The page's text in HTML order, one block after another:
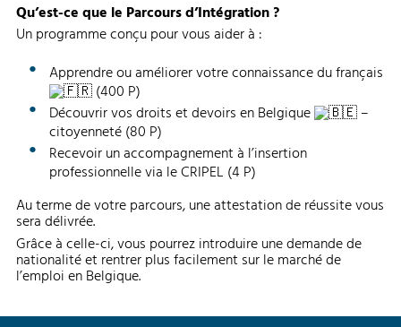
Qu’est-ce que le Parcours d’Intégration ?
Un programme conçu pour vous aider à :
Apprendre ou améliorer votre connaissance du français
(400 P)
Découvrir vos droits et devoirs en Belgique
–
citoyenneté (80 P)
Recevoir un accompagnement à l’insertion
professionnelle via le CRIPEL (4 P)
Au terme de votre parcours, une attestation de réussite vous
sera délivrée.
Grâce à celle-ci, vous pourrez introduire une demande de
nationalité et rentrer plus facilement sur le marché de
l’emploi en Belgique.